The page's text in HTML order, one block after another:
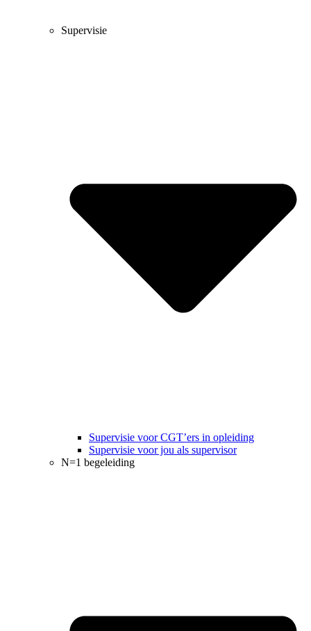
Supervisie
Supervisie voor CGT’ers in opleiding
Supervisie voor jou als supervisor
N=1 begeleiding